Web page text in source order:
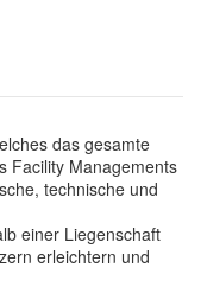
das gesamte
Facility Managements
technische und
einer Liegenschaft
erleichtern und